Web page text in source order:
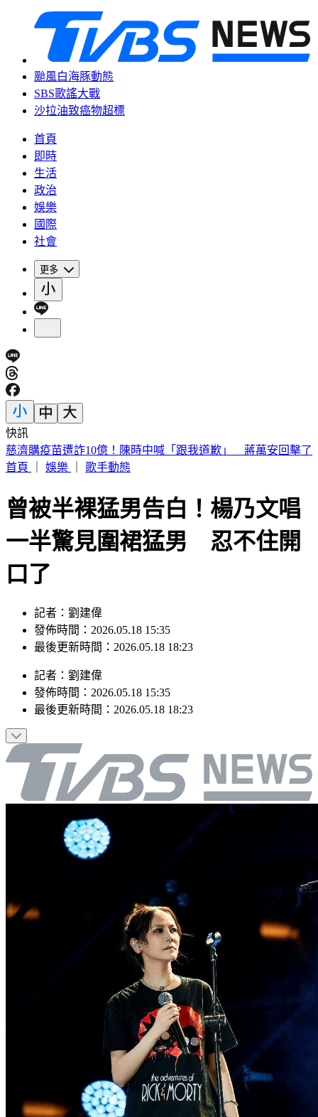
颱風白海豚動態
SBS歌謠大戰
沙拉油致癌物超標
首頁
即時
生活
政治
娛樂
國際
社會
更多
快訊
蔡英文再扛輔選母雞！坐鎮3縣市競總助攻 蘇巧慧親邀請
首頁
娛樂 歌手動態
曾被半裸猛男告白！楊乃文唱
一半驚見圍裙猛男 忍不住開
口了
記者：劉建偉
發佈時間：2026.05.18 15:35
最後更新時間：2026.05.18 18:23
記者 ： 劉建偉
發佈時間： 2026.05.18 15:35
最後更新時間： 2026.05.18 18:23